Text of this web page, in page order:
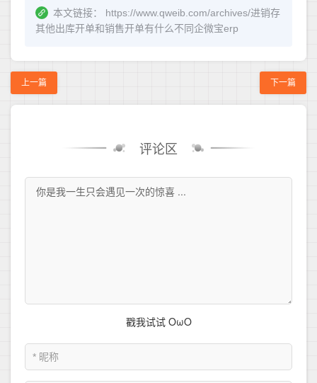
本文链接：
https://www.qweib.com/archives/进销存
其他出库开单和销售开单有什么不同企微宝erp
上一篇 下一篇
评论区